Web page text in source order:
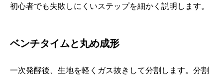
初心者でも失敗しにくいステップを細かく説明します。
ベンチタイムと丸め成形
一次発酵後、生地を軽くガス抜きして分割します。分割